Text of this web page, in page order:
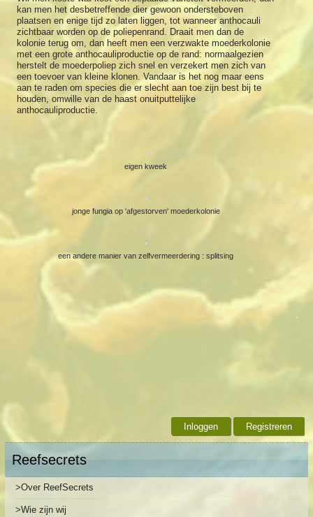
kan men het desbetreffende dier gewoon ondersteboven
plaatsen en enige tijd zo laten liggen, tot wanneer anthocauli
zichtbaar worden op de poliepenrand. Draait men dan de
kolonie terug om, dan heeft men een verzwakte moederkolonie
met een grote anthocauliproductie op de rand: normaalgezien
herstelt de moederpoliep zich snel en verzekert men zich van
een toevoer van kleine klonen. Vandaar is het nog maar eens
aan te raden om species die er slecht aan toe zijn best bij te
houden, omwille van de haast onuitputtelijke
anthocauliproductie.
eigen kweek
jonge fungia op 'afgestorven' moederkolonie
een andere manier van zelfvermeerdering : splitsing
Inloggen Registreren
Reefsecrets
>Over ReefSecrets
>Wie zijn wij